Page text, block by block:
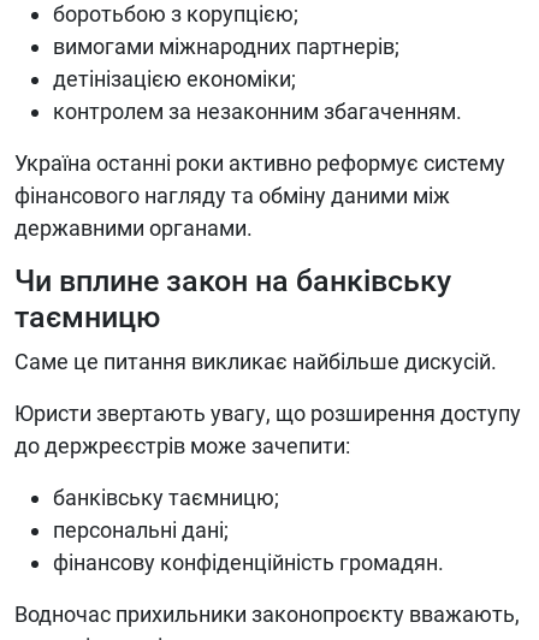
боротьбою з корупцією;
вимогами міжнародних партнерів;
детінізацією економіки;
контролем за незаконним збагаченням.
Україна останні роки активно реформує систему
фінансового нагляду та обміну даними між
державними органами.
Чи вплине закон на банківську
таємницю
Саме це питання викликає найбільше дискусій.
Юристи звертають увагу, що розширення доступу
до держреєстрів може зачепити:
банківську таємницю;
персональні дані;
фінансову конфіденційність громадян.
Водночас прихильники законопроєкту вважають,